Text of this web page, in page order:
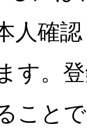
人確
す。
こと